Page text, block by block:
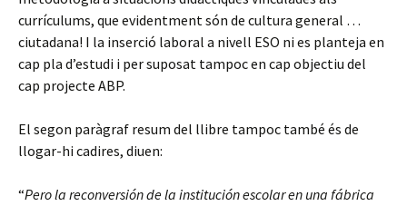
currículums, que evidentment són de cultura general …
ciutadana! I la inserció laboral a nivell ESO ni es planteja en
cap pla d’estudi i per suposat tampoc en cap objectiu del
cap projecte ABP.
El segon paràgraf resum del llibre tampoc també és de
llogar-hi cadires, diuen:
“Pero la reconversión de la institución escolar en una fábrica